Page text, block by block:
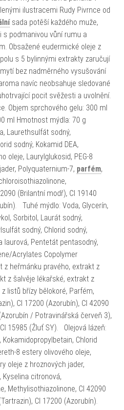
ilustracemi Rudy Pivrnce od
sada potěší každého muže,
podmanivou vůní rumu a
Obsažené eudermické oleje z
s 5 bylinnými extrakty zaručují
bez nadměrného vysušování
navíc neobsahuje sledované
pocit svěžesti a uvolnění.
Objem sprchového gelu: 300 ml
ml Hmotnost mýdla: 70 g
Laurethsulfát sodný,
sodný, Kokamid DEA,
oleje, Laurylglukosid, PEG-8
Polyquaternium-7, parfém,
(Brilantní modř), CI 19140
Tuhé mýdlo: Voda, Glycerín,
Sorbitol, Laurát sodný,
sodný, Chlorid sodný,
laurová, Pentetát pentasodný,
Acrylates Copolymer
z heřmánku pravého, extrakt z
z šalvěje lékařské, extrakt z
listů břízy bělokoré, Parfém,
CI 17200 (Azorubín), CI 42090
/ Potravinářská červeň 3),
15985 (Žluť SY). Olejová lázeň:
Chlorid
8 estery olivového oleje,
oleje z hroznových jader,
citronová,
Methylisothiazolinone, CI 42090
CI 17200 (Azorubín).